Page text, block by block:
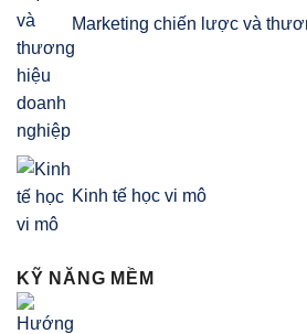
Marketing chiến lược và
Kinh tế học vi mô
KỸ NĂNG MỀM